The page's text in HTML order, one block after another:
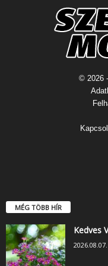
© 2026
MÉG TÖBB HÍR
Kedves
2026.08.07.